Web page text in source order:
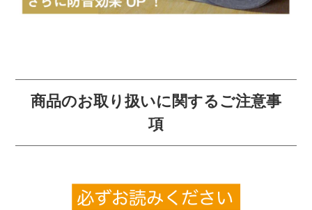
商品のお取り扱いに関するご注意事
項